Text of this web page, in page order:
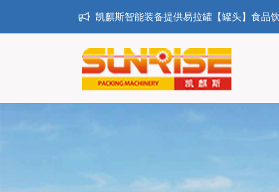
凯麒斯智能装备提供易拉罐【罐头】食品